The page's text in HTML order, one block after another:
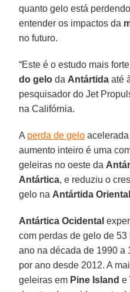
quanto gelo está
entender os impactos da
no futuro.
“Este é o estudo mais
do gelo da Antártida até
pesquisador do Jet
na Califórnia.
A perda de gelo
aumento inteiro é uma
geleiras no oeste da
Antártica, e reduziu o
gelo na Antártida Oriental
Antártica Ocidental
com perdas de gelo de
ano na década de 1990 a
por ano desde 2012. A
geleiras em Pine Island e